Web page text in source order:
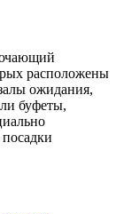
расположены
ожидания,
буфеты,